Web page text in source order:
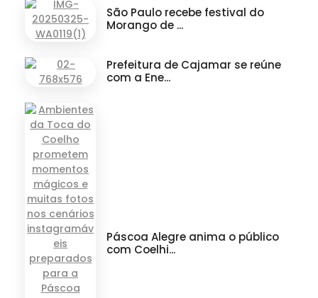
São Paulo recebe festival do
Morango de ...
Prefeitura de Cajamar se reúne
com a Ene...
Páscoa Alegre anima o público
com Coelhi...